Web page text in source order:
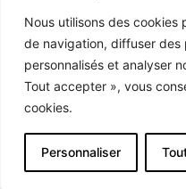
Nous utilisons des cookies
de navigation, diffuser des
personnalisés et analyser
Tout accepter », vous
cookies.
Personnaliser